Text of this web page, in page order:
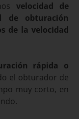
velocidad de
de obturación
de la velocidad
rápida o
el obturador de
muy corto, en